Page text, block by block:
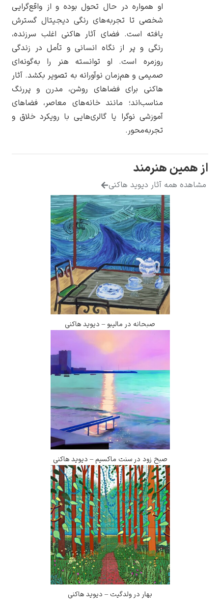
یوهانس فرمیر
پرفروش‌ترین
او همواره در حال تحول بوده و از واقع‌گرایی
شخصی تا تجربه‌های رنگی دیجیتال گسترش
یافته است. فضای آثار هاکنی اغلب سرزنده،
رنگی و پر از نگاه انسانی و تأمل در زندگی
روزمره است. او توانسته هنر را به‌گونه‌ای
صمیمی و هم‌زمان نوآورانه به تصویر بکشد. آثار
هاکنی برای فضاهای روشن، مدرن و پررنگ
مناسب‌اند؛ مانند خانه‌های معاصر، فضاهای
آموزشی نوگرا یا گالری‌هایی با رویکرد خلاق و
تجربه‌محور.
هنرمند
آثار دیوید هاکنی
صبحانه در مالیبو – دیوید هاکنی
صبح زود در سنت ماکسیم – دیوید هاکنی
بهار در ولدگیت – دیوید هاکنی